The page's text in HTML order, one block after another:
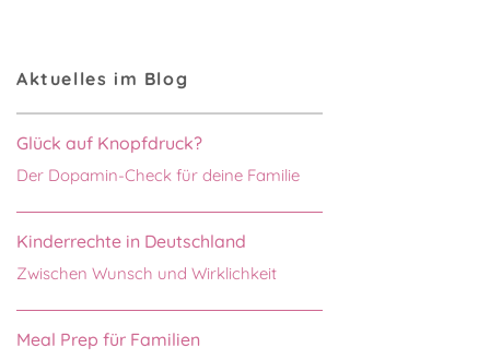
Aktuelles im Blog
Glück auf Knopfdruck?
Der Dopamin-Check für deine Familie
Kinderrechte in Deutschland
Zwischen Wunsch und Wirklichkeit
Meal Prep für Familien